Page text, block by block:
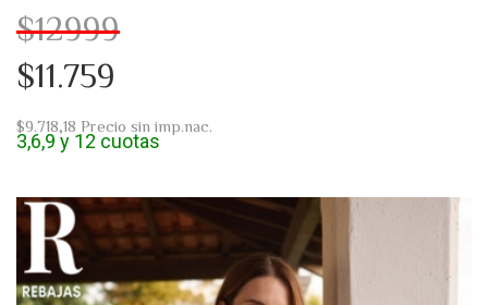
$12999
$11.759
$9.718,18 Precio sin imp.nac.
3,6,9 y 12 cuotas